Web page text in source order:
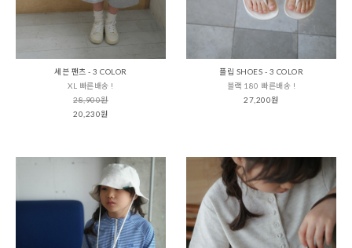
세븐 팬츠 - 3 COLOR
XL 빠른배송 !
28,900원
20,230원
플립 SHOES - 3 COLOR
블랙 180 빠른배송 !
27,200원